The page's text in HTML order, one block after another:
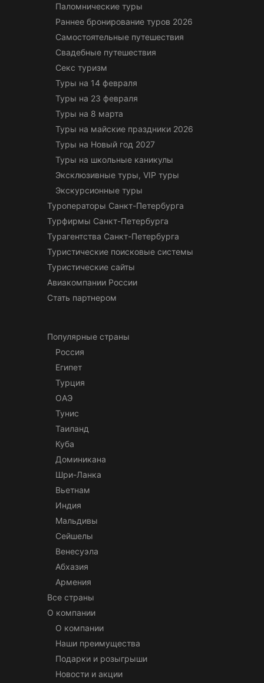
Паломнические туры
Раннее бронирование туров 2026
Самостоятельные путешествия
Свадебные путешествия
Секс туризм
Туры на 14 февраля
Туры на 23 февраля
Туры на 8 марта
Туры на майские праздники 2026
Туры на Новый год 2027
Туры на школьные каникулы
Эксклюзивные туры, VIP туры
Экскурсионные туры
Туроператоры Санкт-Петербурга
Турфирмы Санкт-Петербурга
Турагентства Санкт-Петербурга
Туристические поисковые системы
Туристические сайты
Авиакомпании России
Стать партнером
Популярные страны
Россия
Египет
Турция
ОАЭ
Тунис
Таиланд
Куба
Доминикана
Шри-Ланка
Вьетнам
Индия
Мальдивы
Сейшелы
Венесуэла
Абхазия
Армения
Все страны
О компании
О компании
Наши преимущества
Подарки и розыгрыши
Новости и акции